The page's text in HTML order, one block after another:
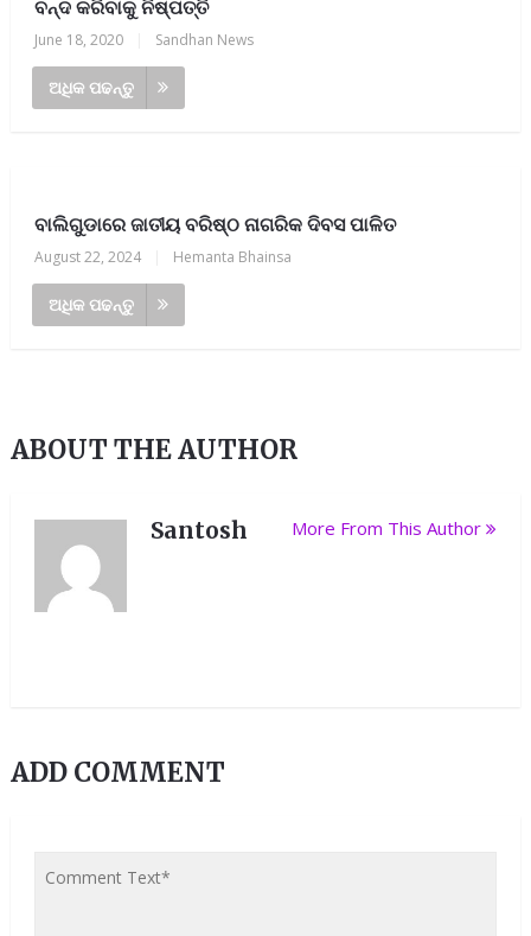
ବନ୍ଦ କରିବାକୁ ନିଷ୍ପତ୍ତି
June 18, 2020 Sandhan News
ଅଧିକ ପଢନ୍ତୁ
ବାଲିଗୁଡାରେ ଜାତୀୟ ବରିଷ୍ଠ ନାଗରିକ ଦିବସ ପାଳିତ
August 22, 2024 Hemanta Bhainsa
ଅଧିକ ପଢନ୍ତୁ
ABOUT THE AUTHOR
Santosh More From This Author
ADD COMMENT